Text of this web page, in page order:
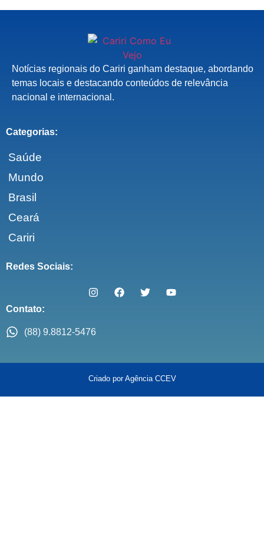
Notícias regionais do Cariri ganham destaque, abordando
temas locais e destacando conteúdos de relevância
nacional e internacional.
Categorias:
Saúde
Mundo
Brasil
Ceará
Cariri
Redes Sociais:
Contato:
(88) 9.8812-5476
Criado por Agência CCEV